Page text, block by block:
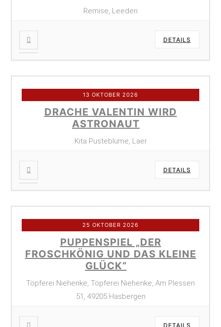
Remise, Leeden
DETAILS
13 OKTOBER 2026
DRACHE VALENTIN WIRD
ASTRONAUT
Kita Pusteblume, Laer
DETAILS
25 OKTOBER 2026
PUPPENSPIEL „DER
FROSCHKÖNIG UND DAS KLEINE
GLÜCK“
Töpferei Niehenke, Töpferei Niehenke, Am Plessen
51, 49205 Hasbergen
DETAILS